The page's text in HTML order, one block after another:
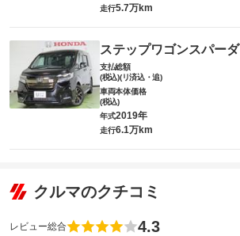
走行5.7万km
ステップワゴンスパーダ
支払総額
(税込)(リ済込・追)
車両本体価格
(税込)
年式2019年
走行6.1万km
クルマのクチコミ
レビュー総合 4.3